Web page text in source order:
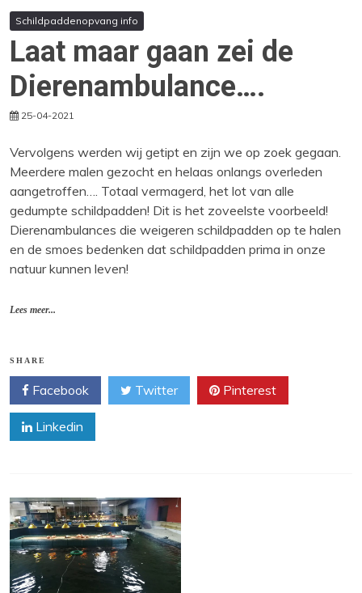
Schildpaddenopvang info
Laat maar gaan zei de
Dierenambulance….
25-04-2021
Vervolgens werden wij getipt en zijn we op zoek gegaan.
Meerdere malen gezocht en helaas onlangs overleden
aangetroffen…. Totaal vermagerd, het lot van alle
gedumpte schildpadden! Dit is het zoveelste voorbeeld!
Dierenambulances die weigeren schildpadden op te halen
en de smoes bedenken dat schildpadden prima in onze
natuur kunnen leven!
Lees meer...
SHARE
Facebook Twitter Pinterest
Linkedin